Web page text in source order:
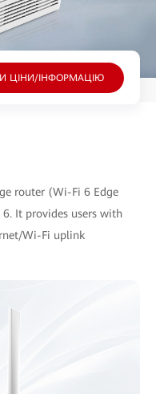
ЦІНИ/ІНФОРМАЦІЮ
router (Wi-Fi 6 Edge
It provides users with
Wi-Fi uplink